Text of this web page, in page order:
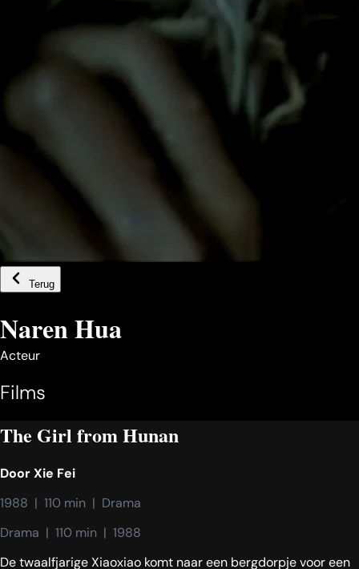
Terug
Naren Hua
Acteur
Films
The Girl from Hunan
DoorXie Fei
1988  |  110 min  |  Drama
Drama  |  110 min  |  1988
De twaalfjarige Xiaoxiao komt naar een bergdorpje voor een